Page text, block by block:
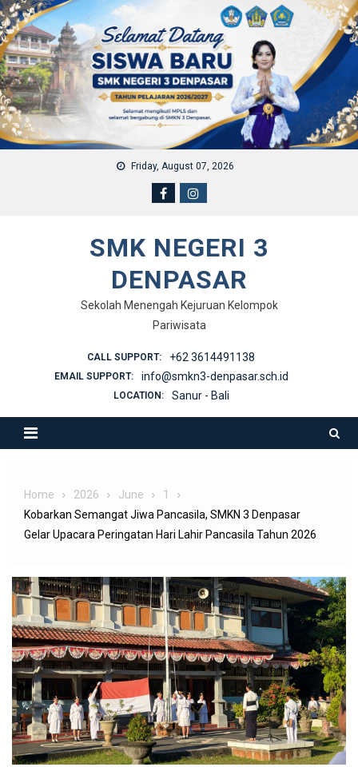
Skip to content
Friday, August 07, 2026
SMK NEGERI 3
DENPASAR
Sekolah Menengah Kejuruan Kelompok
Pariwisata
CALL SUPPORT: +62 3614491138
EMAIL SUPPORT: info@smkn3-denpasar.sch.id
LOCATION: Sanur - Bali
Home 2026 June
1
Kobarkan Semangat Jiwa Pancasila, SMKN 3 Denpasar
Gelar Upacara Peringatan Hari Lahir Pancasila Tahun 2026